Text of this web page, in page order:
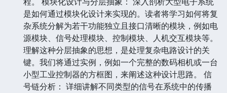
是如何通过模块化设计来实现的。读者将学习如何将复
杂系统分解为若干功能独立且接口清晰的模块，例如电
源模块、信号处理模块、控制模块、人机交互模块等。
理解这种分层抽象的思想，是处理复杂电路设计的关
键。我们将通过实例，例如一个完整的数码相机或一台
小型工业控制器的方框图，来阐述这种设计思路。 信
号链分析： 详细讲解不同类型的信号在系统中的传播